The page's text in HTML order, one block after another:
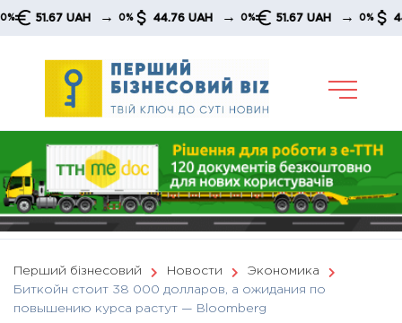
Skip
51.67 UAH → 0% 44.76 UAH → 0% 51.67 UAH → 0% 44.76
Перший бізнесовий Новости
Экономика
Биткойн стоит 38 000 долларов, а ожидания по
повышению курса растут — Вloomberg